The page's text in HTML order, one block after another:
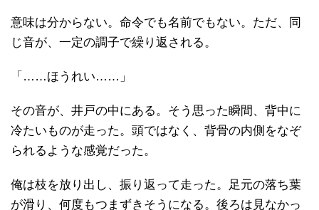
意味は分からない。命令でも名前でもない。ただ、同
じ音が、一定の調子で繰り返される。
「……ほうれい……」
その音が、井戸の中にある。そう思った瞬間、背中に
冷たいものが走った。頭ではなく、背骨の内側をなぞ
られるような感覚だった。
俺は枝を放り出し、振り返って走った。足元の落ち葉
が滑り、何度もつまずきそうになる。後ろは見なかっ